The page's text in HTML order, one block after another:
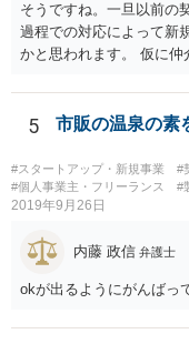
そうですね。一旦以前の
過程での対応によって新
かと思われます。 仮に
5 市販の温泉の素
#スタートアップ・新規事業
#
#個人事業主・フリーランス
#
2019年9月26日
内藤 政信 弁護士
okが出るようにがんばっ